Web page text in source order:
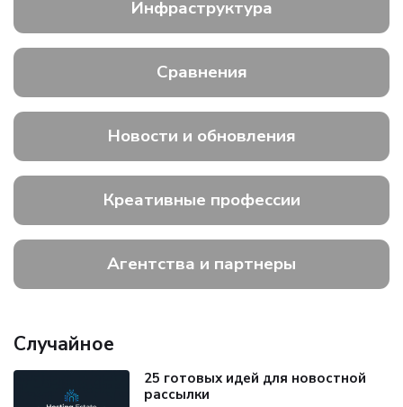
Инфраструктура
Сравнения
Новости и обновления
Креативные профессии
Агентства и партнеры
Случайное
25 готовых идей для новостной
рассылки